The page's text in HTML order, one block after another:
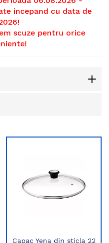
incepand cu data de
scuze pentru orice
Capac Yena din sticla 22